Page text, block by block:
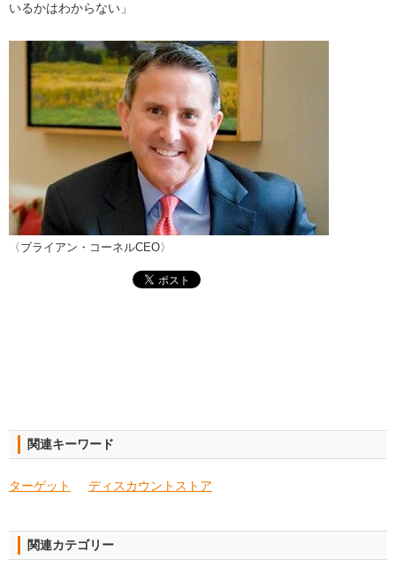
いるかはわからない」
〈ブライアン・コーネルCEO〉
関連キーワード
ターゲット ディスカウントストア
関連カテゴリー